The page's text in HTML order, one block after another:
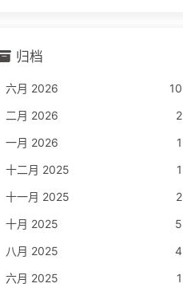
归档
六月 2026
10
二月 2026
2
一月 2026
1
十二月 2025
1
十一月 2025
2
十月 2025
5
八月 2025
4
六月 2025
1